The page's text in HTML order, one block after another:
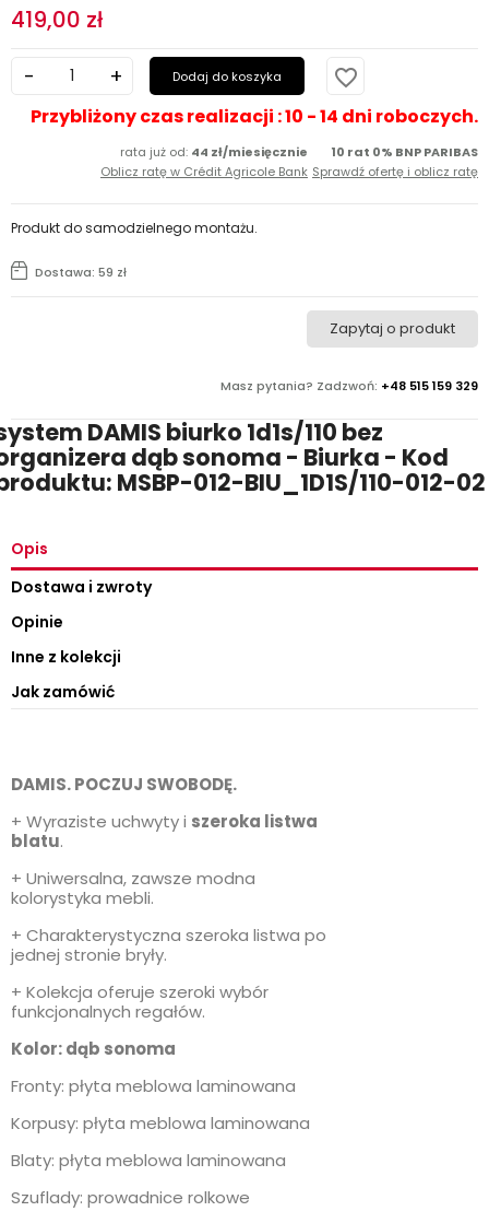
419,00 zł
Dodaj do koszyka favorite_border
Przybliżony czas realizacji : 10 - 14 dni roboczych.
rata już od: 44 zł/miesięcznie
Oblicz ratę w Crédit Agricole Bank
10 rat 0% BNP PARIBAS
Sprawdź ofertę i oblicz ratę
Masz pytania? Zadzwoń: +48 515 159 329
Zapytaj o produkt
Dostawa: 59 zł
Produkt do samodzielnego montażu.
DAMIS biurko 1d1s/110 bez
dąb sonoma - Biurka - Kod
MSBP-012-BIU_1D1S/110-012-02
Opis
Dostawa i zwroty
Opinie
Inne z kolekcji
Jak zamówić
DAMIS. POCZUJ SWOBODĘ.
+ Wyraziste uchwyty i szeroka listwa
blatu.
+ Uniwersalna, zawsze modna
kolorystyka mebli.
+ Charakterystyczna szeroka listwa po
jednej stronie bryły.
+ Kolekcja oferuje szeroki wybór
funkcjonalnych regałów.
Kolor: dąb sonoma
Fronty: płyta meblowa laminowana
Korpusy: płyta meblowa laminowana
Blaty: płyta meblowa laminowana
Szuflady: prowadnice rolkowe